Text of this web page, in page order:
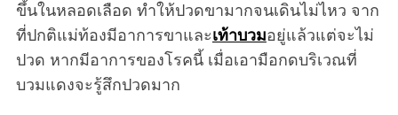
ขึ้นในหลอดเลือด ทำให้ปวดขามากจนเดินไม่ไหว จาก
ที่ปกติแม่ท้องมีอาการขาและเท้าบวมอยู่แล้วแต่จะไม่
ปวด หากมีอาการของโรคนี้ เมื่อเอามือกดบริเวณที่
บวมแดงจะรู้สึกปวดมาก